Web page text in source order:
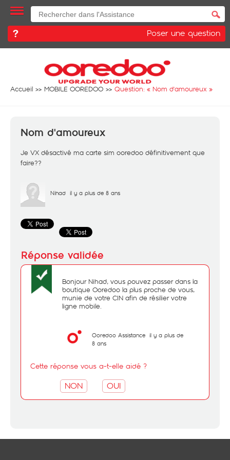
Poser une question
Accueil MOBILE OOREDOO Question: « Nom d'amoureux »
Nom d'amoureux
Je VX désactivé ma carte sim ooredoo définitivement que
faire??
Nihad il y a plus de 8 ans
Bonjour Nihad, vous pouvez passer dans la
boutique Ooredoo la plus proche de vous,
munie de votre CIN afin de résilier votre
ligne mobile.
Ooredoo Assistance il y a plus de
8 ans
Cette réponse vous a-t-elle aidé ?
NON OUI